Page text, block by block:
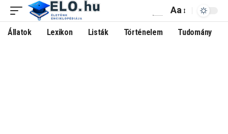
Aa
Állatok Lexikon Listák Történelem Tudomány